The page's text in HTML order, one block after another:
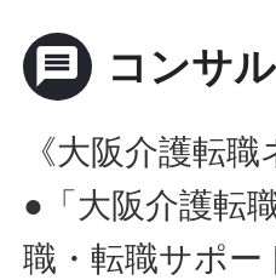
message コンサ
《大阪介護転
●「大阪介護転
職・転職サポ